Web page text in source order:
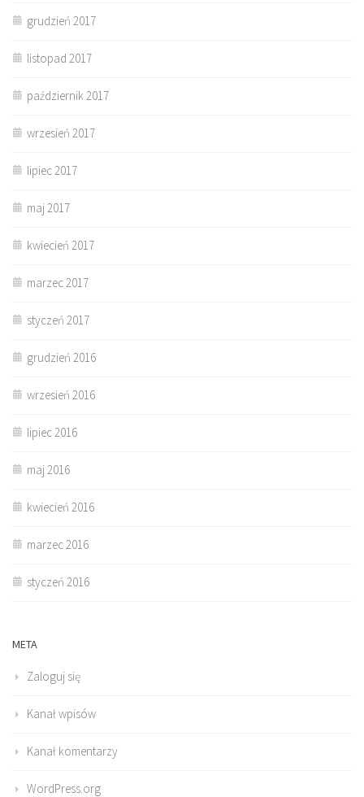
grudzień 2017
listopad 2017
październik 2017
wrzesień 2017
lipiec 2017
maj 2017
kwiecień 2017
marzec 2017
styczeń 2017
grudzień 2016
wrzesień 2016
lipiec 2016
maj 2016
kwiecień 2016
marzec 2016
styczeń 2016
META
Zaloguj się
Kanał wpisów
Kanał komentarzy
WordPress.org